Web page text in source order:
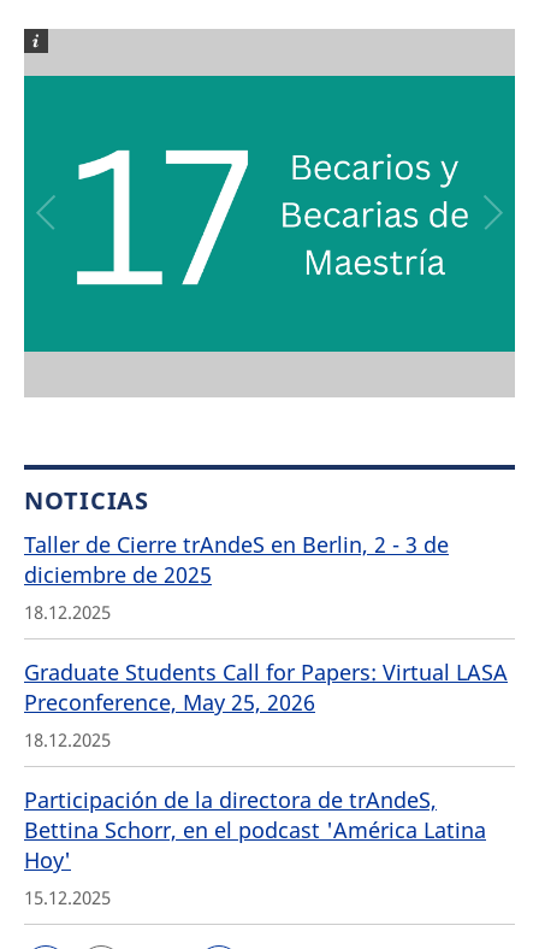
NOTICIAS
Taller de Cierre trAndeS en Berlin, 2 - 3 de
diciembre de 2025
18.12.2025
Graduate Students Call for Papers: Virtual LASA
Preconference, May 25, 2026
18.12.2025
Participación de la directora de trAndeS,
Bettina Schorr, en el podcast 'América Latina
Hoy'
15.12.2025